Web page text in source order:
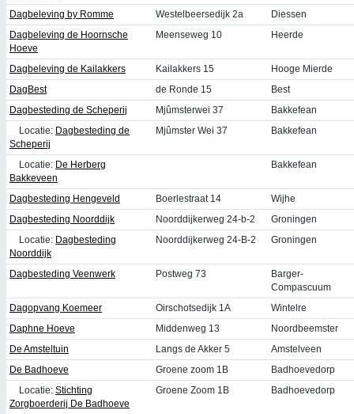
Dagbeleving by Romme Westelbeersedijk 2a
Diessen
Dagbeleving de Hoornsche
Hoeve
Meenseweg 10 Heerde
Dagbeleving de Kailakkers Kailakkers 15
Hooge Mierde
DagBest
de Ronde 15
Best
Dagbesteding de Scheperij
Mjûmsterwei 37
Bakkefean
Locatie: Dagbesteding de
Scheperij
Mjûmster Wei 37 Bakkefean
Locatie: De Herberg
Bakkeveen
Bakkefean
Dagbesteding Hengeveld Boerlestraat 14
Wijhe
Dagbesteding Noorddijk
Noorddijkerweg 24-b-2
Groningen
Locatie: Dagbesteding
Noorddijk
Noorddijkerweg 24-B-2 Groningen
Dagbesteding Veenwerk Postweg 73
Barger-
Compascuum
Dagopvang Koemeer
Oirschotsedijk 1A
Wintelre
Daphne Hoeve
Middenweg 13
Noordbeemster
De Amsteltuin
Langs de Akker 5
Amstelveen
De Badhoeve
Groene zoom 1B
Badhoevedorp
Locatie: Stichting
Zorgboerderij De Badhoeve
Groene Zoom 1B Badhoevedorp